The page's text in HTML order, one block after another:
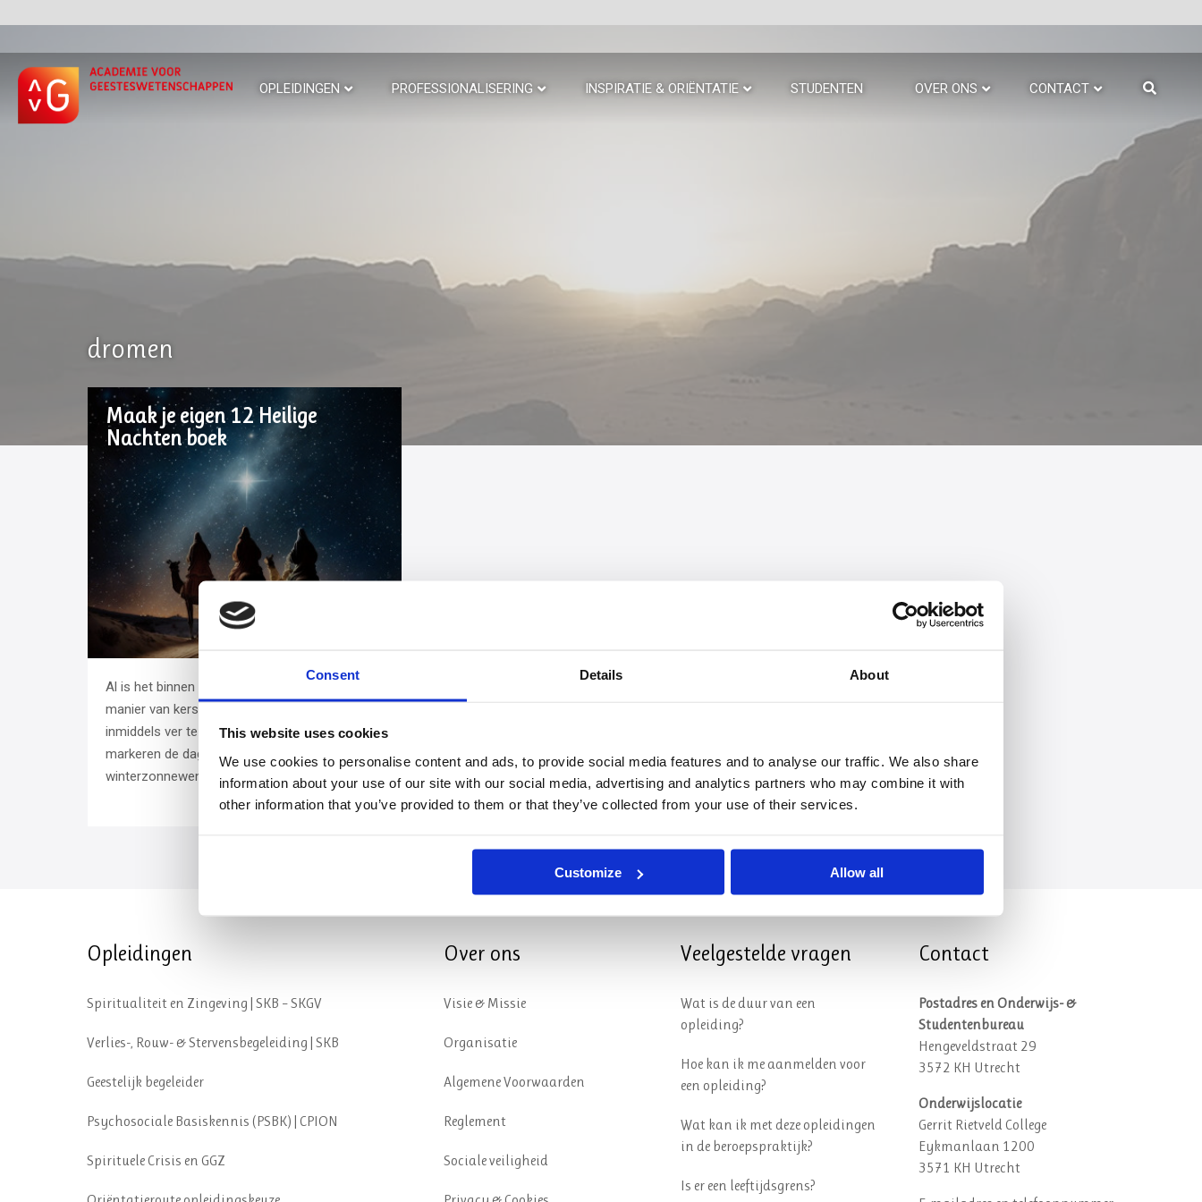
Consent Details About
This website uses cookies
We use cookies to personalise content and ads, to provide social media features and to analyse our traffic. We also share
information about your use of our site with our social media, advertising and analytics partners who may combine it with
other information that you’ve provided to them or that they’ve collected from your use of their services.
Customize Allow all
OPLEIDINGEN PROFESSIONALISERING INSPIRATIE & ORIËNTATIE STUDENTEN OVER ONS CONTACT
dromen
Maak je eigen 12 Heilige
Nachten boek
Al is het binnen de commerciële westerse
manier van kerst en oud-en-nieuw vieren
inmiddels ver te zoeken, van oorsprong
markeren de dagen tussen de
winterzonnewende en
Opleidingen
Spiritualiteit en Zingeving | SKB – SKGV
Verlies-, Rouw- & Stervensbegeleiding | SKB
Geestelijk begeleider
Psychosociale Basiskennis (PSBK) | CPION
Spirituele Crisis en GGZ
Over ons
Visie & Missie
Organisatie
Algemene Voorwaarden
Reglement
Sociale veiligheid
Veelgestelde vragen
Wat is de duur van een
opleiding?
Hoe kan ik me aanmelden voor
een opleiding?
Wat kan ik met deze opleidingen
in de beroepspraktijk?
Is er een leeftijdsgrens?
Contact
Postadres en Onderwijs- &
Studentenbureau
Hengeveldstraat 29
3572 KH Utrecht
Onderwijslocatie
Gerrit Rietveld College
Eykmanlaan 1200
3571 KH Utrecht